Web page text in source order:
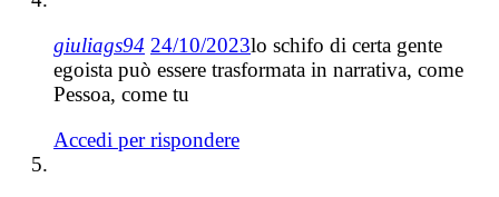
giuliags94 24/10/2023lo schifo di certa gente
egoista può essere trasformata in narrativa, come
Pessoa, come tu
Accedi per rispondere